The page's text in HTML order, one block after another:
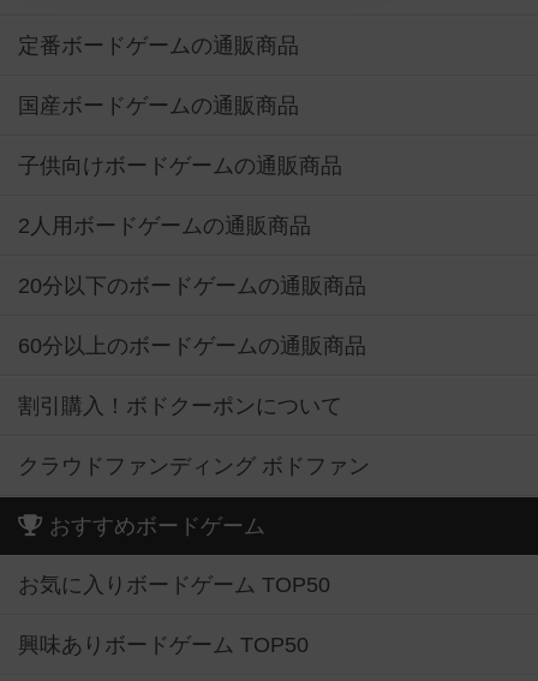
定番ボードゲームの通販商品
国産ボードゲームの通販商品
子供向けボードゲームの通販商品
2人用ボードゲームの通販商品
20分以下のボードゲームの通販商品
60分以上のボードゲームの通販商品
割引購入！ボドクーポンについて
クラウドファンディング ボドファン
おすすめボードゲーム
お気に入りボードゲーム TOP50
興味ありボードゲーム TOP50